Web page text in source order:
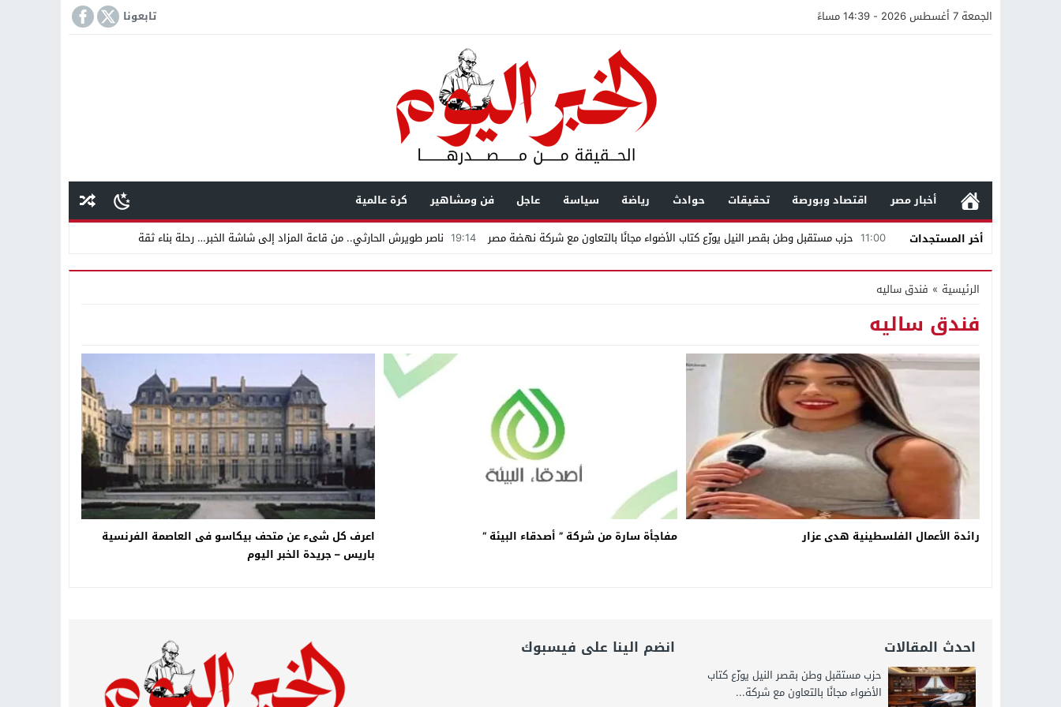
الجمعة 7 أغسطس 2026 - 14:39 مساءً تابعونا
أخبار مصر اقتصاد وبورصة تحقيقات حوادث رياضة سياسة عاجل فن ومشاهير
كرة عالمية
أخر المستجدات
11:00 حزب مستقبل وطن بقصر النيل يوزّع كتاب الأضواء مجانًا بالتعاون مع شركة نهضة مصر 19:14 ناصر طويرش الحارثي.. من قاعة المزاد إلى شاشة الخبر… رحلة بناء ثقة
12:47 مستندات قطرية تكشف استمرار محاكمة «إمبراطور الأراضى» بمغاغة فى قضية رشوة واختلاس
21:40
16:20
18:16 وليد منصور يتفاوض مع نجمة «العشق الممنوع» بيرين سات للمشاركة فى فيلم «ميلانو»
19:34 د. جمال شعبان لطلاب الثانوية العامة: كلية الطب رسالة إنسانية.. ومن يحلم بأن يصبح مثل مجدى يعقوب عليه بالاجتهاد 15:51 بشار سعود.. “78 ساعة غيرت كل شيء”
14:19 8 أغسطس.. “Viral Star” تطلق موسمها الثالث من القاهرة لأول مرة بمشاركة أبرز صناع المحتوى العرب
12:17
خبير الذكاء الاصطناعي والأمن السيبرانى الدكتور رامى يسرى يكتب: كيف التهم الذكاء الاصطناعى واقتصاد الانتباه إرادتنا؟
الرئيسية » فندق ساليه
فندق ساليه
رائدة الأعمال الفلسطينية هدى عزار مفاجأة سارة من شركة ” أصدقاء البيئة “
اعرف كل شىء عن متحف بيكاسو فى العاصمة الفرنسية
باريس – جريدة الخبر اليوم
احدث المقالات
حزب مستقبل وطن بقصر النيل يوزّع كتاب
الأضواء مجانًا بالتعاون مع شركة...
انضم الينا على فيسبوك